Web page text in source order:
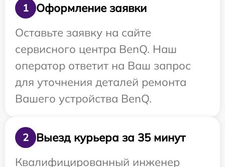
1
Оформление заявки
Оставьте заявку на сайте
сервисного центра BenQ. Наш
оператор ответит на Ваш запрос
для уточнения деталей ремонта
Вашего устройства BenQ.
2
Выезд курьера за 35 минут
Квалифицированный инженер